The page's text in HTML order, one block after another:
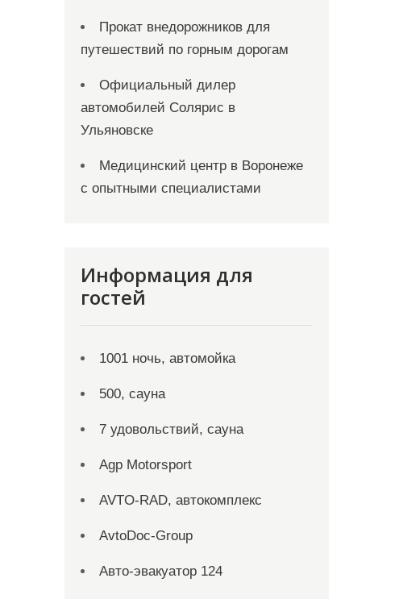
Прокат внедорожников для
путешествий по горным дорогам
Официальный дилер
автомобилей Солярис в
Ульяновске
Медицинский центр в Воронеже
с опытными специалистами
Информация для
гостей
1001 ночь, автомойка
500, сауна
7 удовольствий, сауна
Agp Motorsport
AVTO-RAD, автокомплекс
AvtoDoc-Group
Aвто-эвакуатор 124